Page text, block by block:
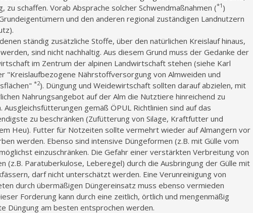
zu schaffen. Vorab Absprache solcher Schwendmaßnahmen (*1 )
und den anderen regional zuständigen Landnutzern
ständig zusätzliche Stoffe, über den natürlichen Kreislauf hinaus,
sind nicht nachhaltig. Aus diesem Grund muss der Gedanke der
im Zentrum der alpinen Landwirtschaft stehen (siehe Karl
"Kreislaufbezogene Nährstoffversorgung von Almweiden und
*2). Düngung und Weidewirtschaft sollten darauf abzielen, mit
Nahrungsangebot auf der Alm die Nutztiere hinreichend zu
Ausgleichsfütterungen gemäß ÖPUL Richtlinien sind auf das
zu beschränken (Zufütterung von Silage, Kraftfutter und
Heu). Futter für Notzeiten sollte vermehrt wieder auf Almangern vor
werden. Ebenso sind intensive Düngeformen (z.B. mit Gülle vom
einzuschränken. Die Gefahr einer verstärkten Verbreitung von
(z.B. Paratuberkulose, Leberegel) durch die Ausbringung der Gülle mit
darf nicht unterschätzt werden. Eine Verunreinigung von
durch übermäßigen Düngereinsatz muss ebenso vermieden
Forderung kann durch eine zeitlich, örtlich und mengenmäßig
Düngung am besten entsprochen werden.